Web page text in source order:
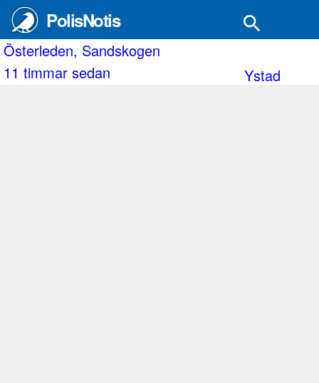
PolisNotis
Sandskogen
sedan
Ystad